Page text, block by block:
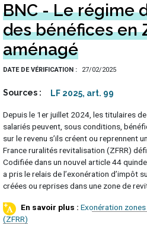
BNC - Le régime
des bénéfices en
aménagé
DATE DE VÉRIFICATION 27/02/2025
Sources LF 2025, art. 99
Depuis le 1er juillet 2024, les titulaires
salariés peuvent, sous conditions,
sur le revenu s’ils créent ou reprennent
France ruralités revitalisation (ZFRR)
Codifiée dans un nouvel article 44
a pris le relais de l’exonération d’impôt
créées ou reprises dans une zone de
Exonération
(ZFRR)